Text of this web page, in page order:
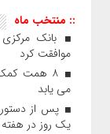
:: منتخب ماه
موافقت کرد
۸ همت
می یابد
پس از
یک روز در